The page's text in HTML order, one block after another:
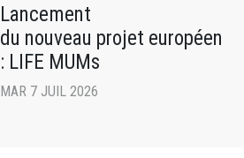
Lancement
du nouveau projet européen
: LIFE MUMs
MAR 7 JUIL 2026